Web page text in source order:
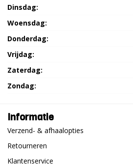
Dinsdag:
Woensdag:
Donderdag:
Vrijdag:
Zaterdag:
Zondag:
Informatie
Verzend- & afhaalopties
Retourneren
Klantenservice